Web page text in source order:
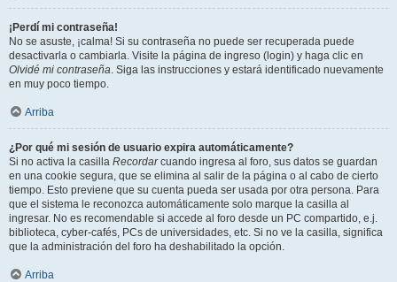
¡Perdí mi contraseña!
No se asuste, ¡calma! Si su contraseña no puede ser recuperada puede
desactivarla o cambiarla. Visite la página de ingreso (login) y haga clic en
Olvidé mi contraseña. Siga las instrucciones y estará identificado nuevamente
en muy poco tiempo.
Arriba
¿Por qué mi sesión de usuario expira automáticamente?
Si no activa la casilla Recordarcuando ingresa al foro, sus datos se guardan
en una cookie segura, que se elimina al salir de la página o al cabo de cierto
tiempo. Esto previene que su cuenta pueda ser usada por otra persona. Para
que el sistema le reconozca automáticamente solo marque la casilla al
ingresar. No es recomendable si accede al foro desde un PC compartido, e.j.
biblioteca, cyber-cafés, PCs de universidades, etc. Si no ve la casilla, significa
que la administración del foro ha deshabilitado la opción.
Arriba